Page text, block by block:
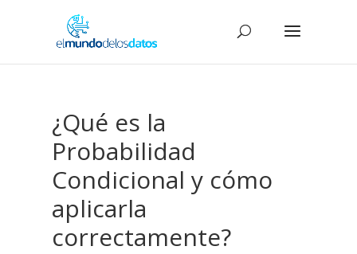
¿Qué es la
Probabilidad
Condicional y cómo
aplicarla
correctamente?